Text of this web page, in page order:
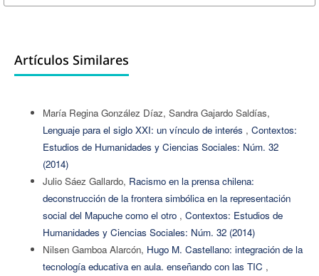
Artículos Similares
María Regina González Díaz, Sandra Gajardo Saldías,
Lenguaje para el siglo XXI: un vínculo de interés , Contextos:
Estudios de Humanidades y Ciencias Sociales: Núm. 32
(2014)
Julio Sáez Gallardo, Racismo en la prensa chilena:
deconstrucción de la frontera simbólica en la representación
social del Mapuche como el otro , Contextos: Estudios de
Humanidades y Ciencias Sociales: Núm. 32 (2014)
Nilsen Gamboa Alarcón, Hugo M. Castellano: integración de la
tecnología educativa en aula. enseñando con las TIC ,